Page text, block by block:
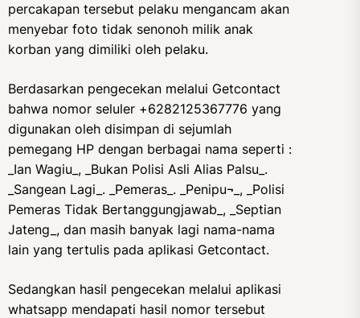
percakapan tersebut pelaku mengancam akan
menyebar foto tidak senonoh milik anak
korban yang dimiliki oleh pelaku.
Berdasarkan pengecekan melalui Getcontact
bahwa nomor seluler +6282125367776 yang
digunakan oleh disimpan di sejumlah
pemegang HP dengan berbagai nama seperti :
_Ian Wagiu_, _Bukan Polisi Asli Alias Palsu_.
_Sangean Lagi_. _Pemeras_. _Penipu¬_, _Polisi
Pemeras Tidak Bertanggungjawab_, _Septian
Jateng_, dan masih banyak lagi nama-nama
lain yang tertulis pada aplikasi Getcontact.
Sedangkan hasil pengecekan melalui aplikasi
whatsapp mendapati hasil nomor tersebut